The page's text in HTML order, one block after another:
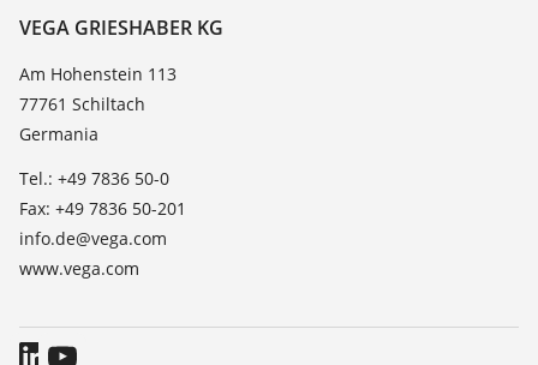
Lista resistenza
TeamViewer
Contatto
Novità
Stampa
VEGA GRIESHABER KG
Am Hohenstein 113
77761 Schiltach
Germania
Tel.: +49 7836 50-0
Fax: +49 7836 50-201
info.de@vega.com
www.vega.com